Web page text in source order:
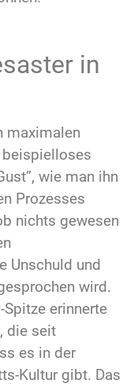
in
maximalen
beispielloses
wie man ihn
Prozesses
nichts gewesen
Unschuld und
wird.
erinnerte
die seit
es in der
Kultur gibt. Das